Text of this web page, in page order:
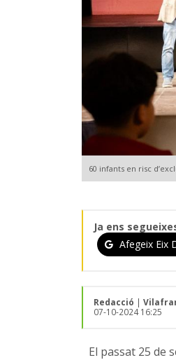
60 infants en risc
Ja ens
Afegeix Eix
Redacció |
07-10-2024 16:25
El passat 25 de